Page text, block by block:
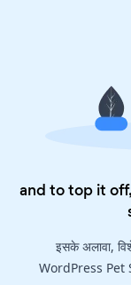
and to top it off,
इसके अलावा,
WordPress Pet